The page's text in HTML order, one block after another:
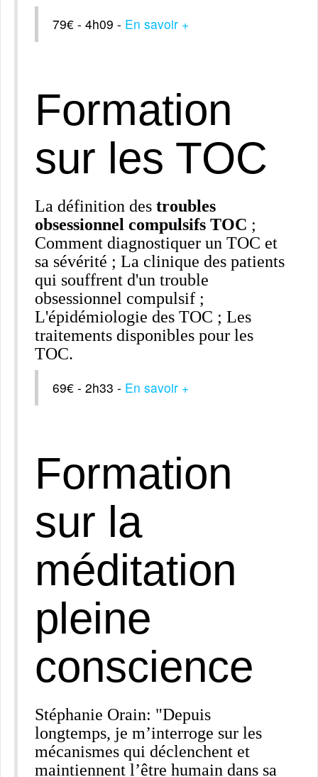
79€ - 4h09 - En savoir +
Formation
sur les TOC
La définition des troubles
obsessionnel compulsifs TOC ;
Comment diagnostiquer un TOC et
sa sévérité ; La clinique des patients
qui souffrent d'un trouble
obsessionnel compulsif ;
L'épidémiologie des TOC ; Les
traitements disponibles pour les
TOC.
69€ - 2h33 - En savoir +
Formation
sur la
méditation
pleine
conscience
Stéphanie Orain: "Depuis
longtemps, je m’interroge sur les
mécanismes qui déclenchent et
maintiennent l’être humain dans sa